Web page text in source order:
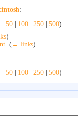
:
| 50 | 100 | 250 | 500)
)
( ← links)
| 50 | 100 | 250 | 500)